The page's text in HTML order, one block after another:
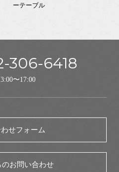
ーテーブル
306-6418
〜17:00
せフォーム
お問い合わせ